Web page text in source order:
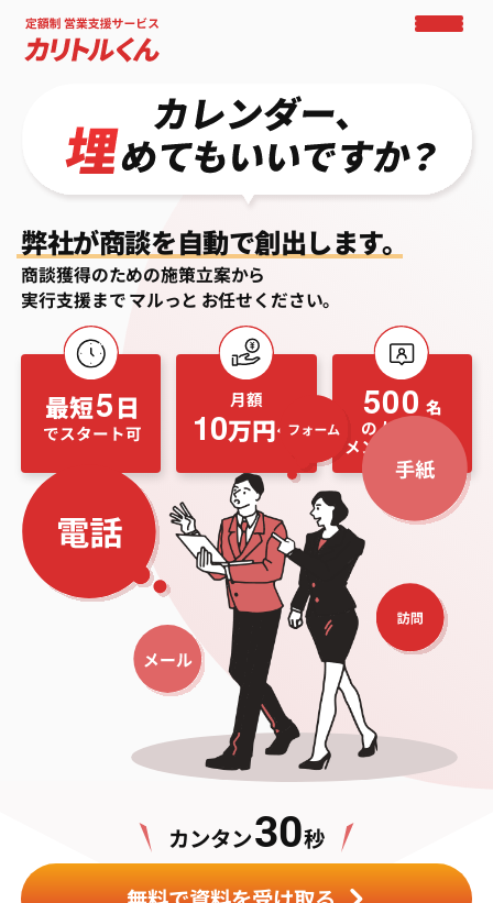
弊社が商談を自動で創出します。
商談獲得のための施策立案から
実行支援までマルっと お任せください。
最短5日
でスタート可
月額
10万円〜
500 名
の人材から
メンバーを選抜
カンタン30秒